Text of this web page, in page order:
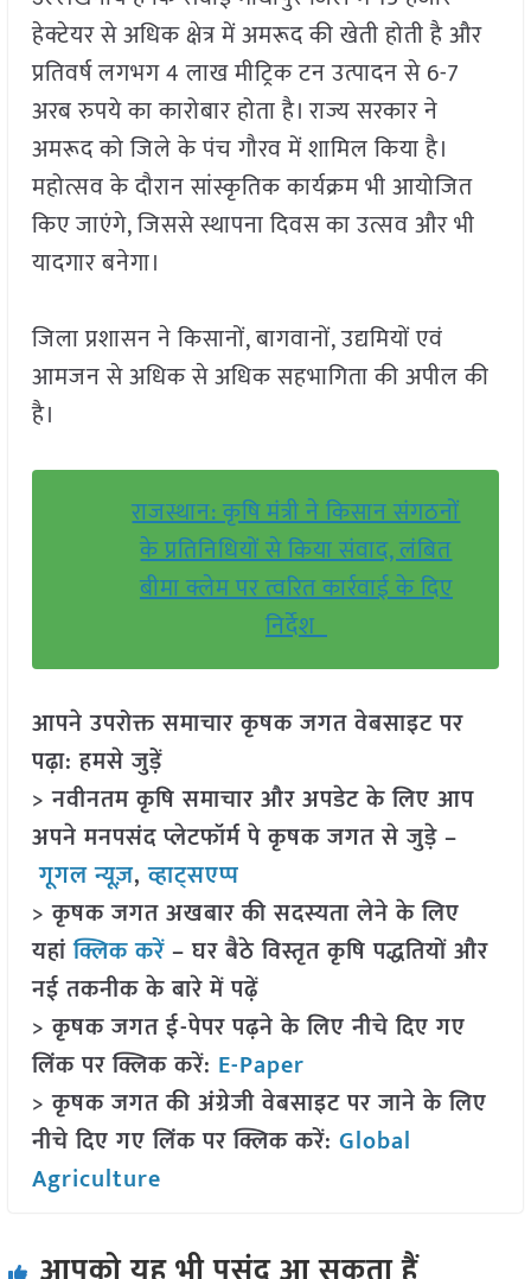
हेक्टेयर से अधिक क्षेत्र में अमरूद की खेती होती है और
प्रतिवर्ष लगभग 4 लाख मीट्रिक टन उत्पादन से 6-7
अरब रुपये का कारोबार होता है। राज्य सरकार ने
अमरूद को जिले के पंच गौरव में शामिल किया है।
महोत्सव के दौरान सांस्कृतिक कार्यक्रम भी आयोजित
किए जाएंगे, जिससे स्थापना दिवस का उत्सव और भी
यादगार बनेगा।
जिला प्रशासन ने किसानों, बागवानों, उद्यमियों एवं
आमजन से अधिक से अधिक सहभागिता की अपील की
है।
राजस्थान: कृषि मंत्री ने किसान संगठनों
के प्रतिनिधियों से किया संवाद, लंबित
बीमा क्लेम पर त्वरित कार्रवाई के दिए
निर्देश
आपने उपरोक्त समाचार कृषक जगत वेबसाइट पर
पढ़ा: हमसे जुड़ें
> नवीनतम कृषि समाचार और अपडेट के लिए आप
अपने मनपसंद प्लेटफॉर्म पे कृषक जगत से जुड़े –
गूगल न्यूज़,व्हाट्सएप्प
> कृषक जगत अखबार की सदस्यता लेने के लिए
यहांक्लिक करें– घर बैठे विस्तृत कृषि पद्धतियों और
नई तकनीक के बारे में पढ़ें
> कृषक जगत ई-पेपर पढ़ने के लिए नीचे दिए गए
लिंक पर क्लिक करें: E-Paper
> कृषक जगत की अंग्रेजी वेबसाइट पर जाने के लिए
नीचे दिए गए लिंक पर क्लिक करें: Global
Agriculture